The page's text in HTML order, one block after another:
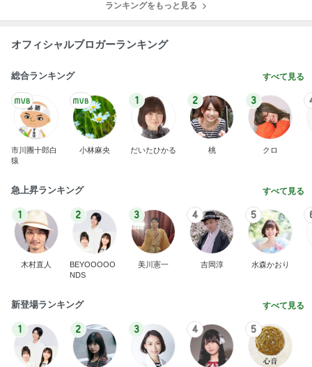
ランキングをもっと見る
オフィシャルブロガーランキング
総合ランキング すべて見る
市川團十郎白
猿
小林麻央
1
だいたひかる
2
桃
3
クロ
急上昇ランキング すべて見る
1
木村直人
2
BEYOOOOO
NDS
3
美川憲一
4
吉岡淳
5
水森かおり
新登場ランキング すべて見る
1 2 3 4 5